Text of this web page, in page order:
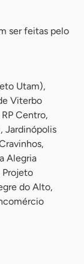
ser feitas pelo
Utam),
Viterbo
Centro,
Jardinópolis
Alegria
Projeto
do Alto,